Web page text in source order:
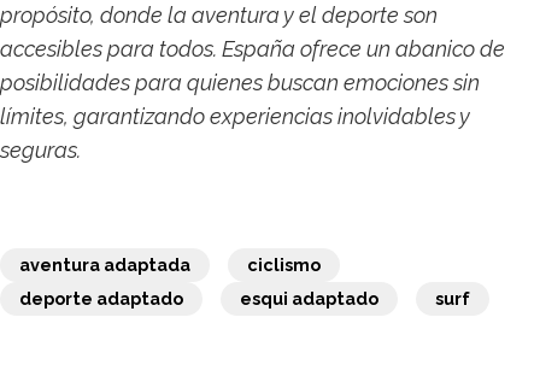
propósito, donde la aventura y el deporte son
accesibles para todos. España ofrece un abanico de
posibilidades para quienes buscan emociones sin
límites, garantizando experiencias inolvidables y
seguras.
aventura adaptada
ciclismo
deporte adaptado
esqui adaptado surf